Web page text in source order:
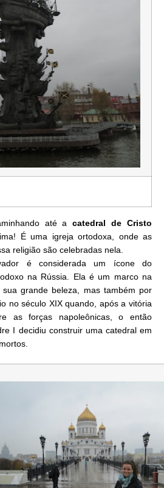
até acatedral de Cristo
É uma igreja ortodoxa, onde as
religião são celebradas nela.
é considerada um ícone do
na Rússia. Ela é um marco na
grande beleza, mas também por
no século XIXquando, após a vitória
as forças napoleônicas, o então
I decidiu construir uma catedral em